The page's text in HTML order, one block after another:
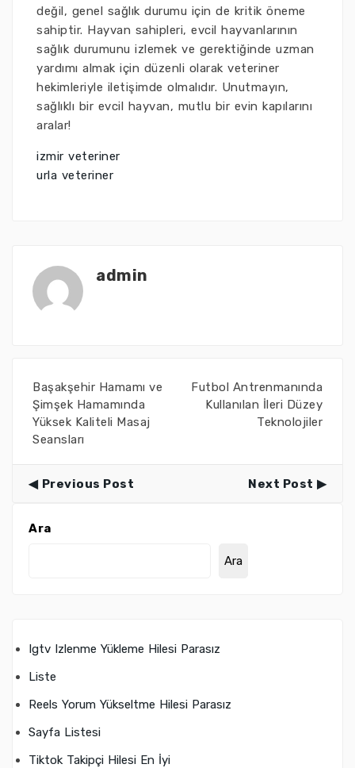
değil, genel sağlık durumu için de kritik öneme
sahiptir. Hayvan sahipleri, evcil hayvanlarının
sağlık durumunu izlemek ve gerektiğinde uzman
yardımı almak için düzenli olarak veteriner
hekimleriyle iletişimde olmalıdır. Unutmayın,
sağlıklı bir evcil hayvan, mutlu bir evin kapılarını
aralar!
izmir veteriner
urla veteriner
admin
Başakşehir Hamamı ve
Şimşek Hamamında
Yüksek Kaliteli Masaj
Seansları
Futbol Antrenmanında
Kullanılan İleri Düzey
Teknolojiler
Previous Post Next Post
Ara
Ara
Igtv Izlenme Yükleme Hilesi Parasız
Liste
Reels Yorum Yükseltme Hilesi Parasız
Sayfa Listesi
Tiktok Takipçi Hilesi En İyi